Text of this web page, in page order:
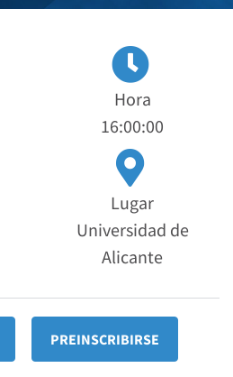
Hora
16:00:00
Lugar
Universidad de
Alicante
PREINSCRIBIRSE